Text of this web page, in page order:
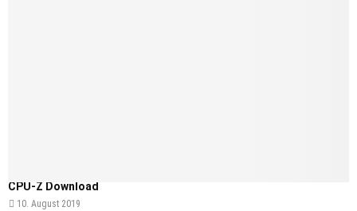
CPU-Z Download
10. August 2019